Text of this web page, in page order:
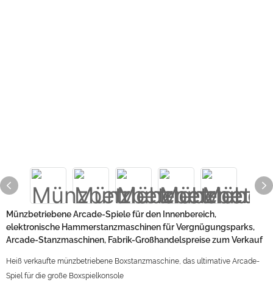
Münzbetriebene Arcade-Spiele für den Innenbereich,
elektronische Hammerstanzmaschinen für Vergnügungsparks,
Arcade-Stanzmaschinen, Fabrik-Großhandelspreise zum Verkauf
Heiß verkaufte münzbetriebene Boxstanzmaschine, das ultimative Arcade-
Spiel für die große Boxspielkonsole